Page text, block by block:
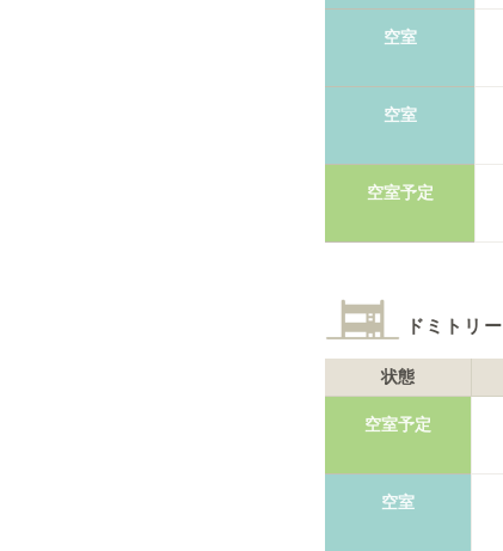
空室
空室
空室予定
ドミトリー
状態
空室予定
空室